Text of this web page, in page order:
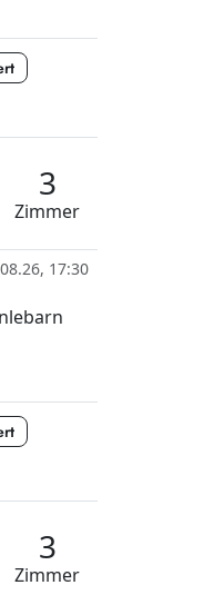
3
Zimmer
17:30
3
Zimmer